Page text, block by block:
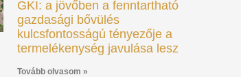
GKI: a jövőben a fenntartható
gazdasági bővülés
kulcsfontosságú tényezője a
termelékenység javulása lesz
Tovább olvasom »